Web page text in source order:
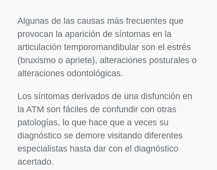
Algunas de las causas más frecuentes que
provocan la aparición de síntomas en la
articulación temporomandibular son el estrés
(bruxismo o apriete), alteraciones posturales o
alteraciones odontológicas.
Los síntomas derivados de una disfunción en
la ATM son fáciles de confundir con otras
patologías, lo que hace que a veces su
diagnóstico se demore visitando diferentes
especialistas hasta dar con el diagnóstico
acertado.